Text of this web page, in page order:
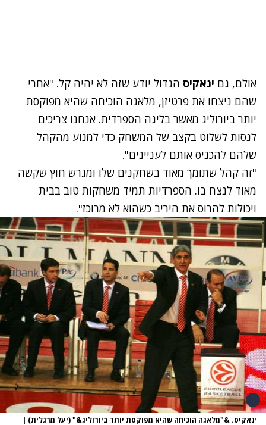
אולם, גם ינאקיס הגדול יודע שזה לא יהיה קל. "אחרי
שהם ניצחו את פרטיזן, מלאגה הוכיחה שהיא מפוקסת
יותר ביורוליג מאשר בליגה הספרדית. אנחנו צריכים
לנסות לשלוט בקצב של המשחק כדי למנוע מהקהל
שלהם להכניס אותם לעניינים".
"זה קהל שתומך מאוד בשחקנים שלו ומגרש חוץ שקשה
מאוד לנצח בו. הספרדיות תמיד משחקות טוב בבית
ויכולות להרוס את היריב כשהוא לא מרוכז".
ינאקיס. &"מלאגה הוכיחה שהיא מפוקסת יותר ביורוליג&" (יעל מרגלית) |